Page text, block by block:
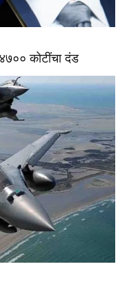
४७०० कोटींचा दंड